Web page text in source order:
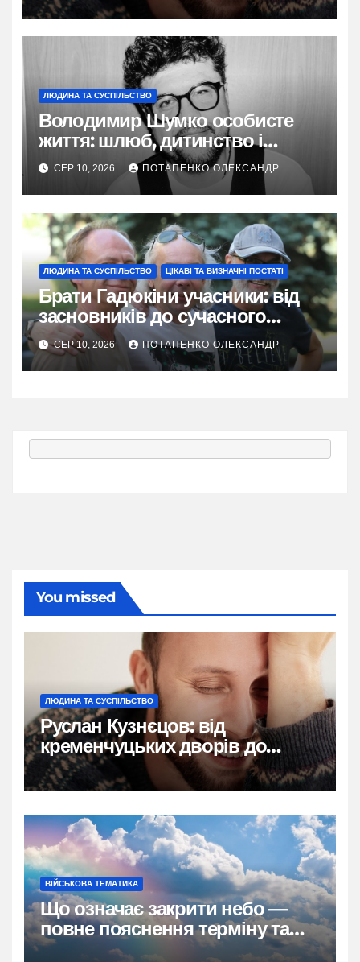
ЛЮДИНА ТА СУСПІЛЬСТВО
Володимир Шумко особисте
життя: шлюб, дитинство і
сімейні цінності
СЕР 10, 2026 ПОТАПЕНКО ОЛЕКСАНДР
ЛЮДИНА ТА СУСПІЛЬСТВО ЦІКАВІ ТА ВИЗНАЧНІ ПОСТАТІ
Брати Гадюкіни учасники: від
засновників до сучасного
складу
СЕР 10, 2026 ПОТАПЕНКО ОЛЕКСАНДР
You missed
ЛЮДИНА ТА СУСПІЛЬСТВО
Руслан Кузнєцов: від
кременчуцьких дворів до
мільйонів на YouTube
ВІЙСЬКОВА ТЕМАТИКА
Що означає закрити небо —
повне пояснення терміну та
його значення для України